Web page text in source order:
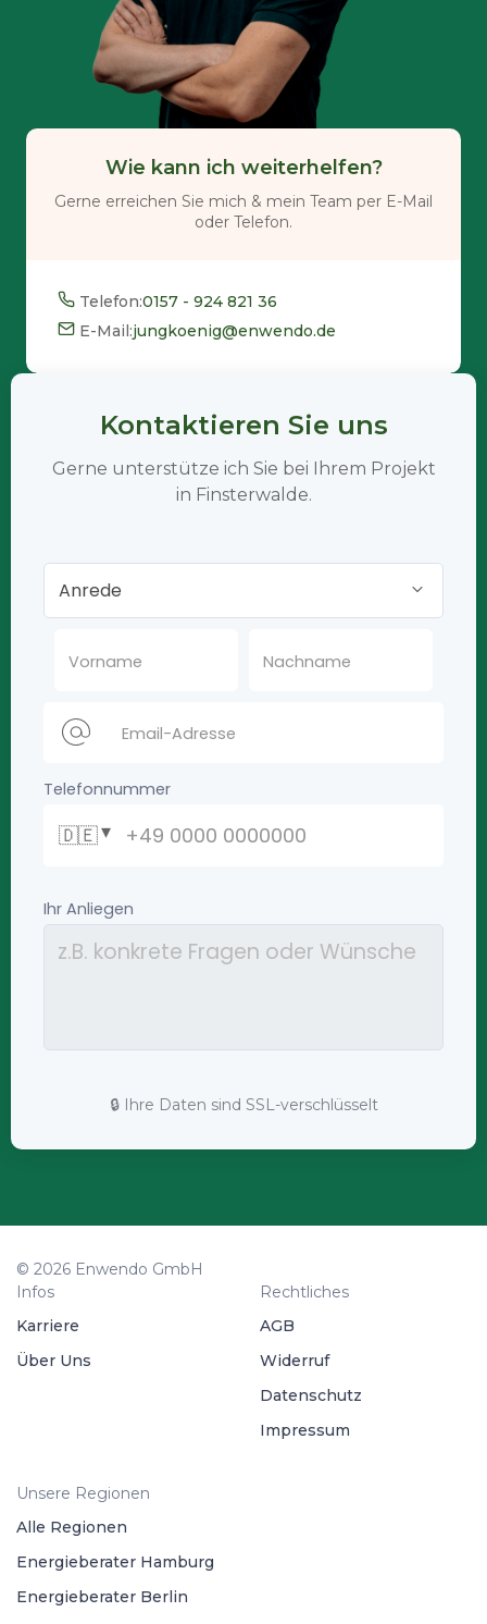
Wie kann ich weiterhelfen?
Gerne erreichen Sie mich & mein Team per E-Mail
oder Telefon.
Telefon:0157 - 924 821 36
E-Mail:jungkoenig@enwendo.de
Kontaktieren Sie uns
Gerne unterstütze ich Sie bei Ihrem Projekt
in Finsterwalde.
🔒 Ihre Daten sind SSL-verschlüsselt
© 2026 Enwendo GmbH
Infos
Karriere
Über Uns
Rechtliches
AGB
Widerruf
Datenschutz
Impressum
Unsere Regionen
Alle Regionen
Energieberater Hamburg
Energieberater Berlin